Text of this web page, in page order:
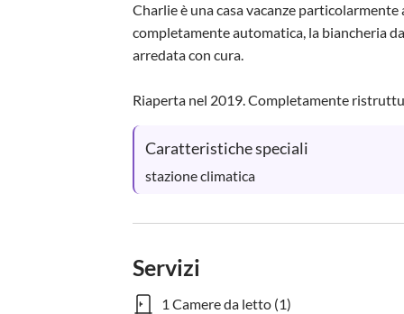
Charlie è una casa vacanze
completamente automatica, la biancheria
arredata con cura.
Riaperta nel 2019. Completamente
Caratteristiche speciali
stazione climatica
Servizi
1 Camere da letto (1)